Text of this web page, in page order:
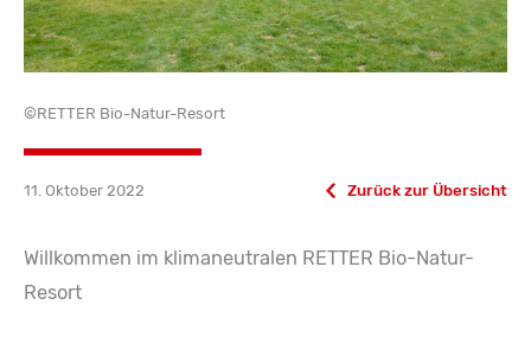
©RETTER Bio-Natur-Resort
11. Oktober 2022 Zurück zur Übersicht
Willkommen im klimaneutralen RETTER Bio-Natur-
Resort